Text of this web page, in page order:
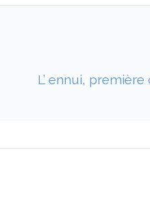
L’ ennui,